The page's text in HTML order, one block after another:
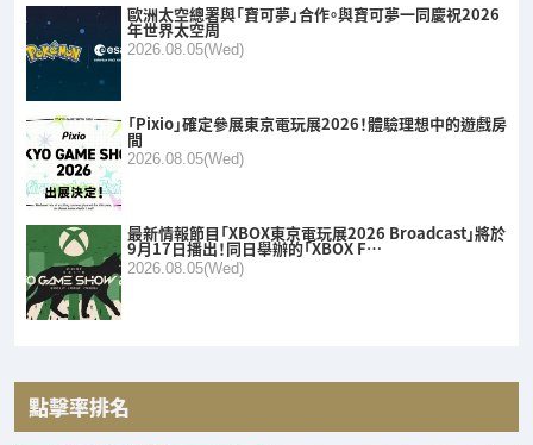
歐洲太空總署與「寶可夢」合作。與寶可夢一同慶祝2026
年世界太空周
2026.08.05(Wed)
「Pixio」確定參展東京電玩展2026！體驗理想中的遊戲房
間
2026.08.05(Wed)
最新情報節目「XBOX東京電玩展2026 Broadcast」將於
9月17日播出！同日舉辦的「XBOX F…
2026.08.05(Wed)
點擊率排名